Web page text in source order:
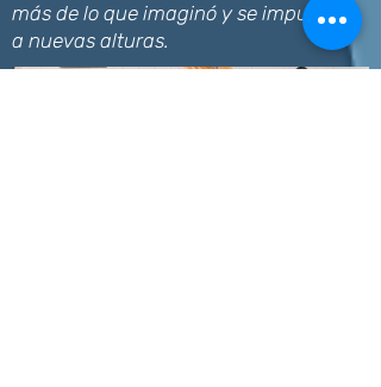
más de lo que imaginó y se impulsará
a nuevas alturas.